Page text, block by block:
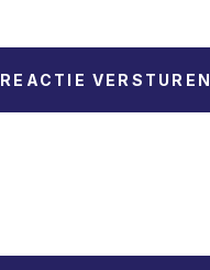
REACTIE VERSTUREN